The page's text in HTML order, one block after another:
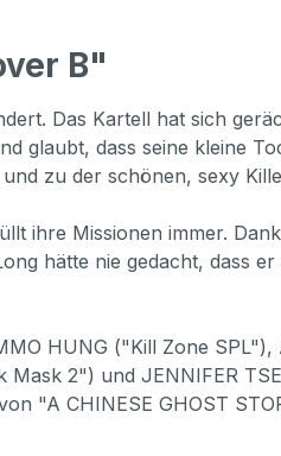
B"
Das Kartell hat sich
glaubt, dass seine kleine
zu der schönen, sexy
ihre Missionen immer.
hätte nie gedacht, dass
HUNG ("Kill Zone
2") und JENNIFER
"A CHINESE GHOST